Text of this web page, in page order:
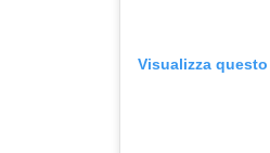
Visualizza